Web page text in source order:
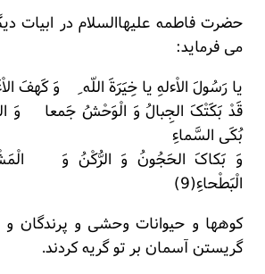
حضرت فاطمه علیهاالسلام در ابیات
می فرماید:
یا رَسُولَ الاْءلهِ یا خِیَرَةَ اللّه ِ وَ کَهفَ
قَدْ بَکَتْکَ الجِبالُ وَ الْوَحْشُ جَمعا وَ
بُکَی السَّماءِ
وَ بَکاکَ الحَجُونُ وَ الرُّکْنُ وَ
الْبَطْحاءِ(9)
کوهها و حیوانات وحشی و پرندگان و
گریستن آسمان بر تو گریه کردند.